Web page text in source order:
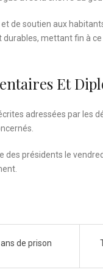
de soutien aux
mettant fin à
Et
adressées par les
des présidents le
de prison